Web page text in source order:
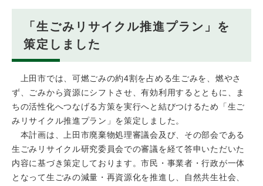
「生ごみリサイクル推進プラン」を
策定しました
上田市では、可燃ごみの約4割を占める生ごみを、燃やさ
ず、ごみから資源にシフトさせ、有効利用するとともに、ま
ちの活性化へつなげる方策を実行へと結びつけるため「生ご
みリサイクル推進プラン」を策定しました。
本計画は、上田市廃棄物処理審議会及び、その部会である
生ごみリサイクル研究委員会での審議を経て答申いただいた
内容に基づき策定しております。市民・事業者・行政が一体
となって生ごみの減量・再資源化を推進し、自然共生社会、